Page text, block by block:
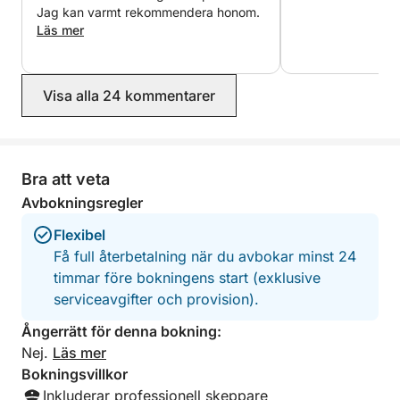
Jag kan varmt rekommendera honom.
Läs mer
Visa alla 24 kommentarer
Bra att veta
Avbokningsregler
Flexibel
Få full återbetalning när du avbokar minst 24
timmar före bokningens start (exklusive
serviceavgifter och provision).
Ångerrätt för denna bokning:
Nej. Läs mer
Bokningsvillkor
Inkluderar professionell skeppare